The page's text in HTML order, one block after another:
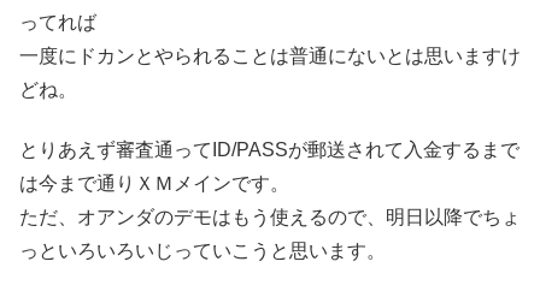
ってれば
一度にドカンとやられることは普通にないとは思いますけ
どね。
とりあえず審査通ってID/PASSが郵送されて入金するまで
は今まで通りＸＭメインです。
ただ、オアンダのデモはもう使えるので、明日以降でちょ
っといろいろいじっていこうと思います。